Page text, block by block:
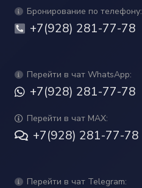
Бронирование по телефону:
+7(928) 281-77-78
Перейти в чат WhatsApp:
+7(928) 281-77-78
Перейти в чат MAX:
+7(928) 281-77-78
Перейти в чат Telegram: